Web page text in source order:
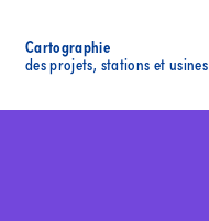
Cartographie
des projets, stations et usines